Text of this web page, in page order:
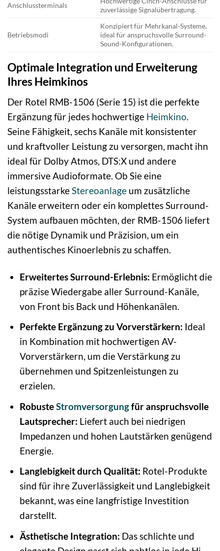
Anschlussterminals
zuverlässige Signalübertragung.
Betriebsmodi
Konzipiert für Mehrkanal-Systeme,
ideal für anspruchsvolle Surround-
Sound-Konfigurationen.
Optimale Integration und Erweiterung
Ihres Heimkinos
Der Rotel RMB-1506 (Serie 15) ist die perfekte
Ergänzung für jedes hochwertige Heimkino.
Seine Fähigkeit, sechs Kanäle mit konsistenter
und kraftvoller Leistung zu versorgen, macht ihn
ideal für Dolby Atmos, DTS:X und andere
immersive Audioformate. Ob Sie eine
leistungsstarkeStereoanlage um zusätzliche
Kanäle erweitern oder ein komplettes Surround-
System aufbauen möchten, der RMB-1506 liefert
die nötige Dynamik und Präzision, um ein
authentisches Kinoerlebnis zu schaffen.
Erweitertes Surround-Erlebnis: Ermöglicht die
präzise Wiedergabe aller Surround-Kanäle,
von Front bis Back und Höhenkanälen.
Perfekte Ergänzung zu Vorverstärkern: Ideal
in Kombination mit hochwertigen AV-
Vorverstärkern, um die Verstärkung zu
übernehmen und Spitzenleistungen zu
erzielen.
RobusteStromversorgungfür anspruchsvolle
Lautsprecher: Liefert auch bei niedrigen
Impedanzen und hohen Lautstärken genügend
Energie.
Langlebigkeit durch Qualität: Rotel-Produkte
sind für ihre Zuverlässigkeit und Langlebigkeit
bekannt, was eine langfristige Investition
darstellt.
Ästhetische Integration: Das schlichte und